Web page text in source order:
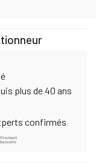
plus de 40 ans
confirmés